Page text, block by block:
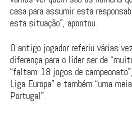
casa para assumir esta
esta situação”, apontou.
O antigo jogador referiu várias
diferença para o líder ser de
“faltam 18 jogos de
Liga Europa” e também “uma
Portugal”.